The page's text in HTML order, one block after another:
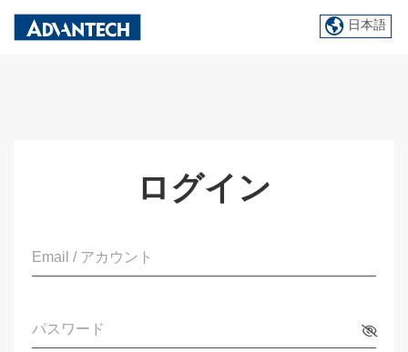
日本語
ログイン
Email / アカウント
パスワード